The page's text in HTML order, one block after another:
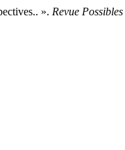
». Revue Possibles